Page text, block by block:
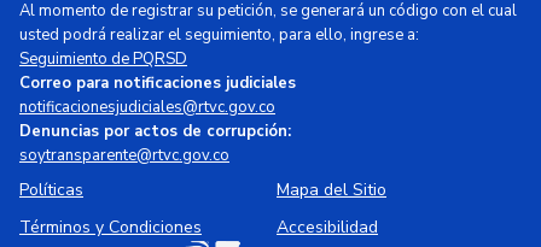
Al momento de registrar su petición, se generará un código con el cual
usted podrá realizar el seguimiento, para ello, ingrese a:
Seguimiento de PQRSD
Correo para notificaciones judiciales
notificacionesjudiciales@rtvc.gov.co
Denuncias por actos de corrupción:
soytransparente@rtvc.gov.co
Políticas
Mapa del Sitio
Términos y Condiciones
Accesibilidad